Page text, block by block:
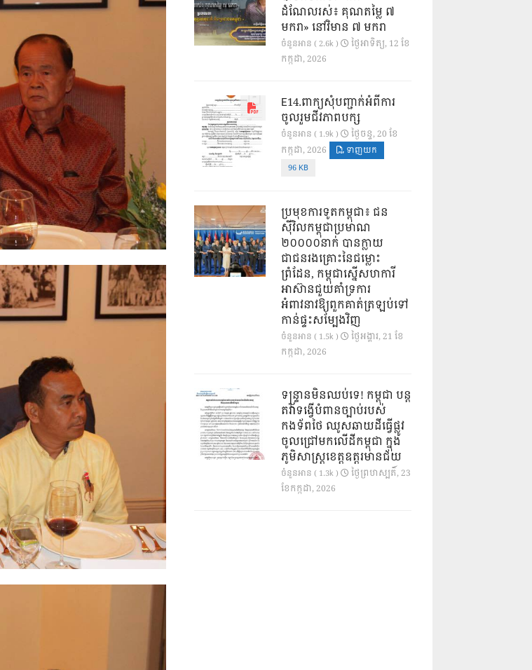
ដំណែលរស់៖ គុណតម្លៃ ៧
មករា» នៅវិមាន ៧ មករា
ចំនួនអាន ( 2.6k )
ថ្ងៃ​អាទិត្យ, 12 ខែ​
កក្កដា, 2026
E14.ពាក្យសុំបញ្ជាក់អំពីការ
ចូលរួមជីវភាពបក្ស
ចំនួនអាន ( 1.9k )
ថ្ងៃ​ចន្ទ, 20 ខែ​
កក្កដា, 2026
ទាញយក
96 KB
ប្រមុខការទូតកម្ពុជា៖ ជន
ស៊ីវិលកម្ពុជាប្រមាណ
២០០០០នាក់ បានក្លាយ
ជាជនរងគ្រោះនៃជម្លោះ
ព្រំដែន, កម្ពុជាស្នើសហការី
អាស៊ានជួយគាំទ្រការ
អំពាវនាវឱ្យពួកគាត់ត្រឡប់ទៅ
កាន់ផ្ទះសម្បែងវិញ
ចំនួនអាន ( 1.5k )
ថ្ងៃ​អង្គារ, 21 ខែ​
កក្កដា, 2026
ទន្ទ្រានមិនឈប់ទេ! កម្ពុជា បន្ត
តវ៉ាទង្វើបំពានច្បាប់របស់
កងទ័ពថៃ ឈូសឆាយដីធ្វើផ្លូវ
ចូលជ្រៅមកលើដីកម្ពុជា ក្នុង
ភូមិសាស្ត្រខេត្តឧត្តរមានជ័យ
ចំនួនអាន ( 1.3k )
ថ្ងៃ​ព្រហស្បតិ៍, 23
ខែ​កក្កដា, 2026